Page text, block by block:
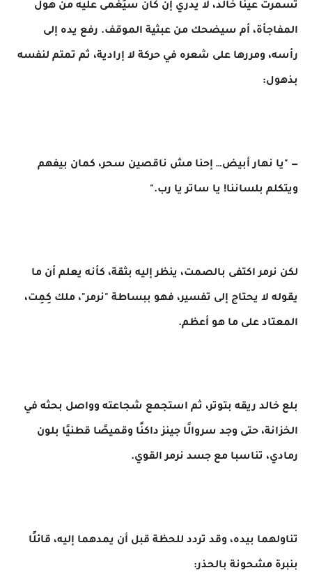
تسمرت عينا خالد، لا يدري إن كان سيُغمى عليه من هول
المفاجأة، أم سيضحك من عبثية الموقف. رفع يده إلى
رأسه، ومررها على شعره في حركة لا إرادية، ثم تمتم لنفسه
بذهول:
— "يا نهار أبيض… إحنا مش ناقصين سحر، كمان بيفهم
ويتكلم بلساننا! يا ساتر يا رب."
لكن نرمر اكتفى بالصمت، ينظر إليه بثقة، كأنه يعلم أن ما
يقوله لا يحتاج إلى تفسير، فهو ببساطة "نرمر"، ملك كِمِت،
المعتاد على ما هو أعظم.
بلع خالد ريقه بتوتر، ثم استجمع شجاعته وواصل بحثه في
الخزانة، حتى وجد سروالًا جينز داكنًا وقميصًا قطنيًا بلون
رمادي، تناسبا مع جسد نرمر القوي.
تناولهما بيده، وقد تردد للحظة قبل أن يمدهما إليه، قائلًا
بنبرة مشحونة بالحذر: